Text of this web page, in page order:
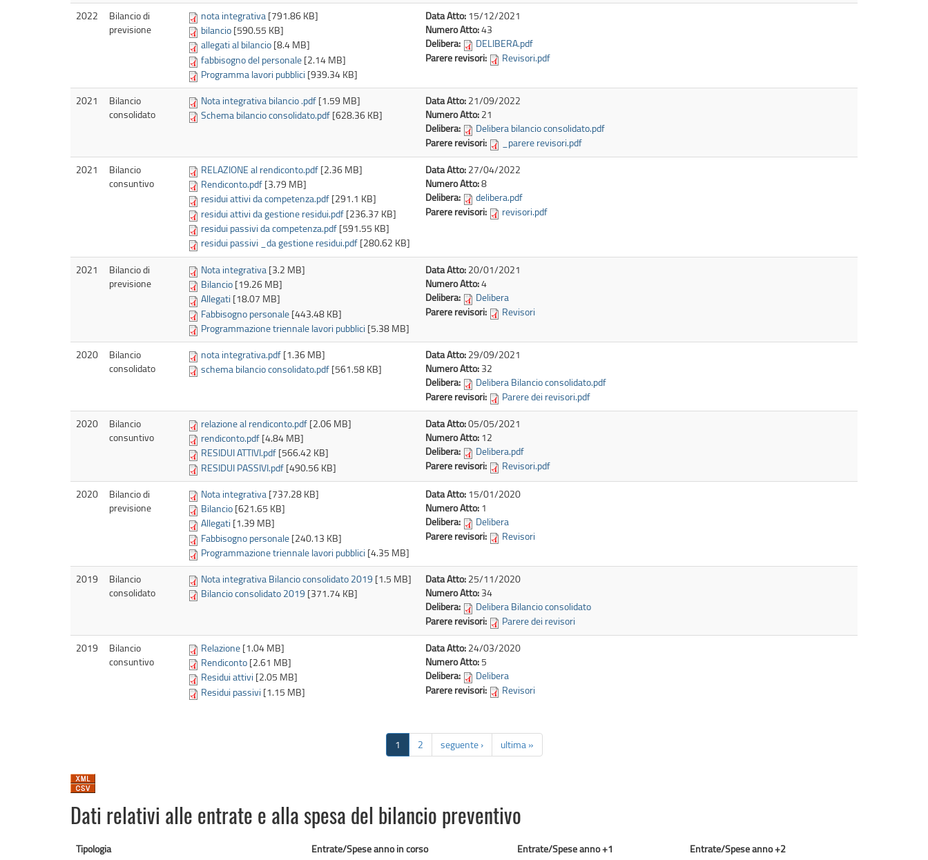
2022
Bilancio di
previsione
nota integrativa [791.86 KB]
bilancio [590.55 KB]
allegati al bilancio [8.4 MB]
fabbisogno del personale [2.14 MB]
Programma lavori pubblici [939.34 KB]
Data Atto: 15/12/2021
Numero Atto:43
Delibera:
DELIBERA.pdf
Parere revisori:
Revisori.pdf
2021
Bilancio
consolidato
Nota integrativa bilancio .pdf [1.59 MB]
Schema bilancio consolidato.pdf [628.36 KB]
Data Atto: 21/09/2022
Numero Atto: 21
Delibera:
Delibera bilancio consolidato.pdf
Parere revisori:
_parere revisori.pdf
2021
Bilancio
consuntivo
RELAZIONE al rendiconto.pdf [2.36 MB]
Rendiconto.pdf [3.79 MB]
residui attivi da competenza.pdf [291.1 KB]
residui attivi da gestione residui.pdf [236.37 KB]
residui passivi da competenza.pdf [591.55 KB]
residui passivi _da gestione residui.pdf [280.62 KB]
Data Atto: 27/04/2022
Numero Atto:8
Delibera:
delibera.pdf
Parere revisori:
revisori.pdf
2021
Bilancio di
previsione
Nota integrativa [3.2 MB]
Bilancio [19.26 MB]
Allegati [18.07 MB]
Fabbisogno personale [443.48 KB]
Programmazione triennale lavori pubblici [5.38 MB]
Data Atto: 20/01/2021
Numero Atto:4
Delibera:
Delibera
Parere revisori:
Revisori
2020
Bilancio
consolidato
nota integrativa.pdf [1.36 MB]
schema bilancio consolidato.pdf [561.58 KB]
Data Atto: 29/09/2021
Numero Atto: 32
Delibera:
Delibera Bilancio consolidato.pdf
Parere revisori:
Parere dei revisori.pdf
2020
Bilancio
consuntivo
relazione al rendiconto.pdf [2.06 MB]
rendiconto.pdf [4.84 MB]
RESIDUI ATTIVI.pdf [566.42 KB]
RESIDUI PASSIVI.pdf [490.56 KB]
Data Atto:05/05/2021
Numero Atto: 12
Delibera:
Delibera.pdf
Parere revisori:
Revisori.pdf
2020
Bilancio di
previsione
Nota integrativa [737.28 KB]
Bilancio [621.65 KB]
Allegati [1.39 MB]
Fabbisogno personale [240.13 KB]
Programmazione triennale lavori pubblici [4.35 MB]
Data Atto: 15/01/2020
Numero Atto: 1
Delibera:
Delibera
Parere revisori:
Revisori
2019
Bilancio
consolidato
Nota integrativa Bilancio consolidato 2019 [1.5 MB]
Bilancio consolidato 2019 [371.74 KB]
Data Atto: 25/11/2020
Numero Atto: 34
Delibera:
Delibera Bilancio consolidato
Parere revisori:
Parere dei revisori
2019
Bilancio
consuntivo
Relazione [1.04 MB]
Rendiconto [2.61 MB]
Residui attivi [2.05 MB]
Residui passivi [1.15 MB]
Data Atto: 24/03/2020
Numero Atto: 5
Delibera:
Delibera
Parere revisori:
Revisori
1 2 seguente › ultima »
Dati relativi alle entrate e alla spesa del bilancio preventivo
Tipologia Entrate/Spese anno in corso Entrate/Spese anno +1 Entrate/Spese anno +2